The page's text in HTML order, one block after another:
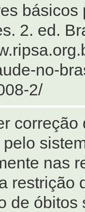
2. ed.
no-
2/
nas
restrição
de